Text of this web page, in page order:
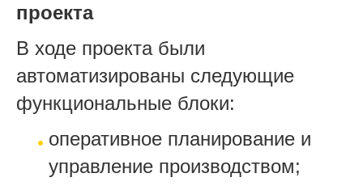
проекта
В ходе проекта были
автоматизированы следующие
функциональные блоки:
оперативное планирование и
управление производством;